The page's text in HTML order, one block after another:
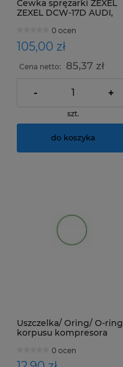
Cewka sprężarki ZEXEL
ZEXEL DCW-17D AUDI,
VOLKSWAGEN
0 ocen
105,00 zł
Cena netto: 85,37 zł
- +
szt.
do koszyka
Uszczelka/ Oring/ O-ring
korpusu kompresora
0 ocen